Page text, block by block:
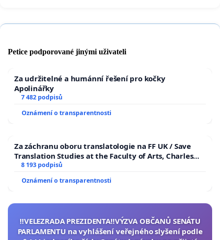
Petice podporované jinými uživateli
Za udržitelné a humánní řešení pro kočky
Apolinářky
7 482 podpisů
Oznámení o transparentnosti
Za záchranu oboru translatologie na FF UK / Save
Translation Studies at the Faculty of Arts, Charles
University
8 193 podpisů
Oznámení o transparentnosti
‼️VELEZRADA PREZIDENTA‼️VÝZVA OBČANŮ SENÁTU
PARLAMENTU na vyhlášení veřejného slyšení podle